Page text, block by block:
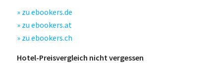
» zu ebookers.de
» zu ebookers.at
» zu ebookers.ch
Hotel-Preisvergleich nicht vergessen